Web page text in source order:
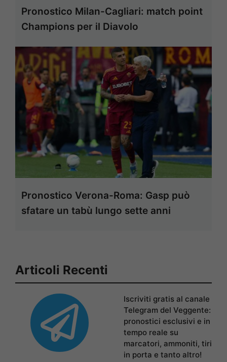
Pronostico Milan-Cagliari: match point
Champions per il Diavolo
Pronostico Verona-Roma: Gasp può
sfatare un tabù lungo sette anni
Articoli Recenti
Iscriviti gratis al canale
Telegram del Veggente:
pronostici esclusivi e in
tempo reale su
marcatori, ammoniti, tiri
in porta e tanto altro!